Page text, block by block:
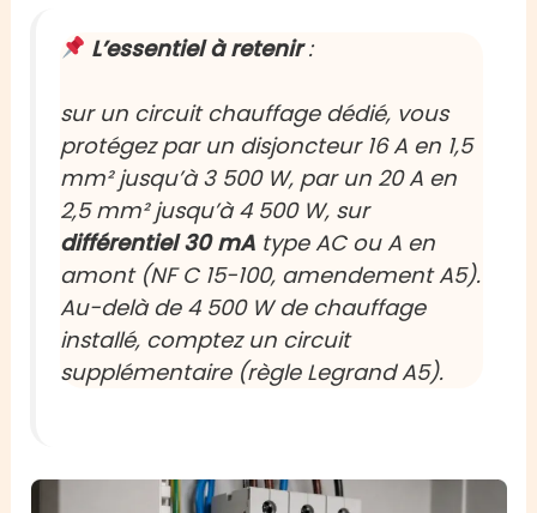
L’essentiel à retenir:
sur un circuit chauffage dédié, vous
protégez par un disjoncteur 16 A en 1,5
mm²jusqu’à 3 500 W, par un 20 A en
2,5 mm²jusqu’à 4 500 W, sur
différentiel 30 mA type AC ou A en
amont (NF C 15-100, amendement A5).
Au-delà de 4 500 W de chauffage
installé, comptez un circuit
supplémentaire (règle Legrand A5).